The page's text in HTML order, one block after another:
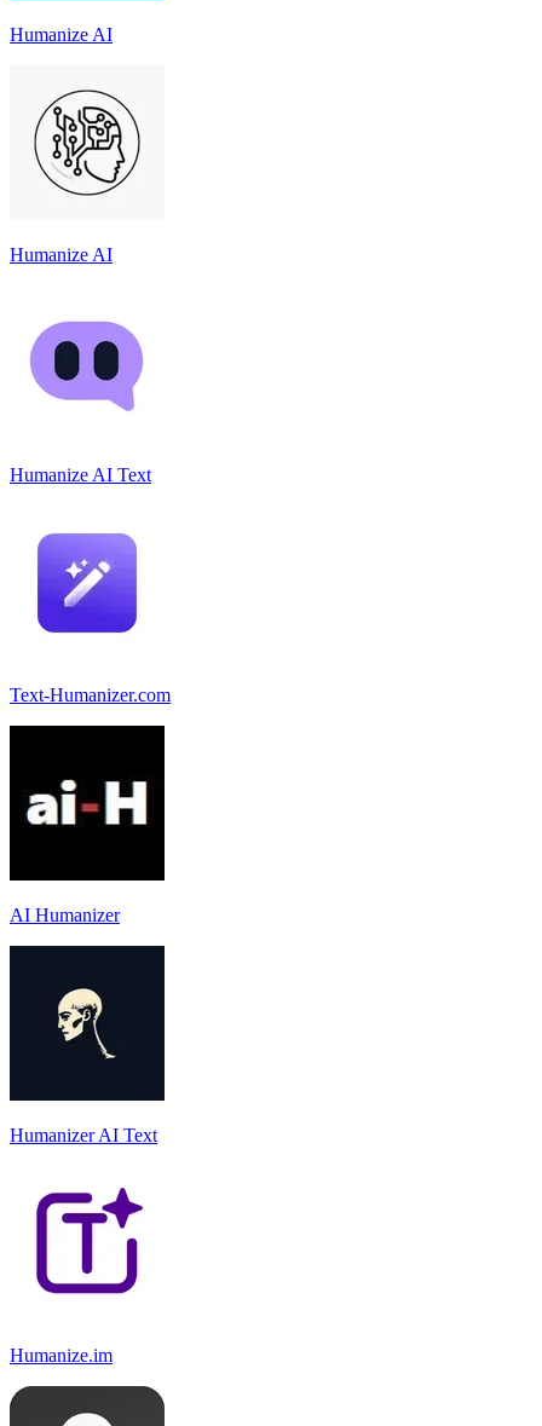
Humanize AI
Humanize AI
Humanize AI Text
Text-Humanizer.com
AI Humanizer
Humanizer AI Text
Humanize.im